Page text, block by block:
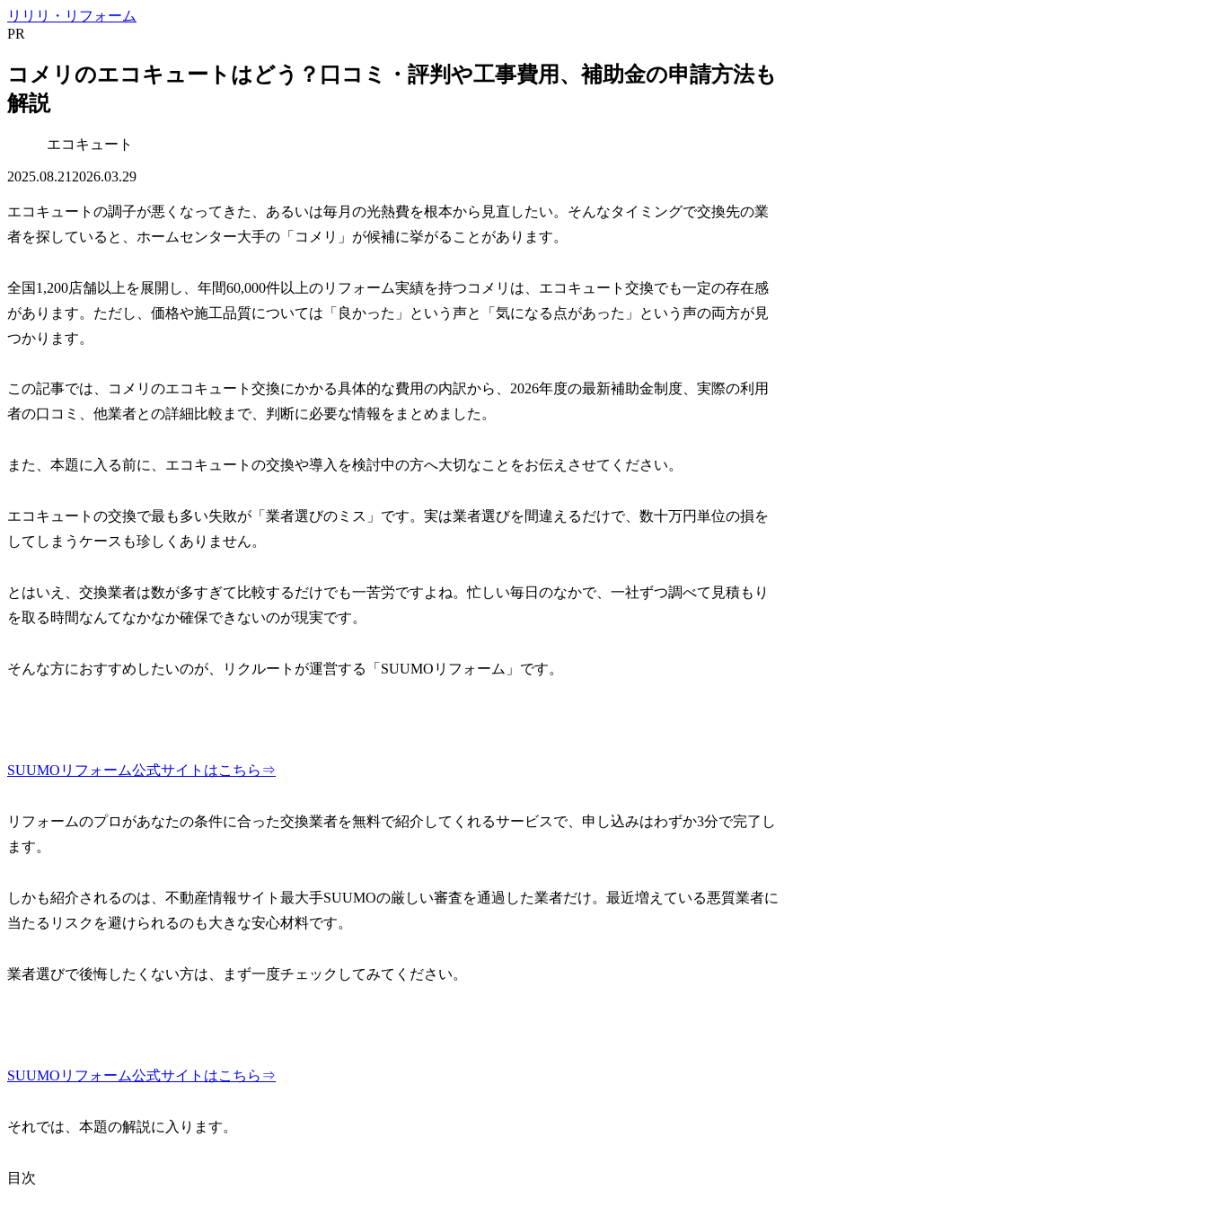
リリリ・リフォーム
PR
コメリのエコキュートはどう？口コミ・評判や工事費用、補助金の申請方法も
解説
エコキュート
2025.08.21 2026.03.29
エコキュートの調子が悪くなってきた、あるいは毎月の光熱費を根本から見直したい。そんなタイミングで交換先の業
者を探していると、ホームセンター大手の「コメリ」が候補に挙がることがあります。
全国1,200店舗以上を展開し、年間60,000件以上のリフォーム実績を持つコメリは、エコキュート交換でも一定の存在感
があります。ただし、価格や施工品質については「良かった」という声と「気になる点があった」という声の両方が見
つかります。
この記事では、コメリのエコキュート交換にかかる具体的な費用の内訳から、2026年度の最新補助金制度、実際の利用
者の口コミ、他業者との詳細比較まで、判断に必要な情報をまとめました。
また、本題に入る前に、エコキュートの交換や導入を検討中の方へ大切なことをお伝えさせてください。
エコキュートの交換で最も多い失敗が「業者選びのミス」です。実は業者選びを間違えるだけで、数十万円単位の損を
してしまうケースも珍しくありません。
とはいえ、交換業者は数が多すぎて比較するだけでも一苦労ですよね。忙しい毎日のなかで、一社ずつ調べて見積もり
を取る時間なんてなかなか確保できないのが現実です。
そんな方におすすめしたいのが、リクルートが運営する「SUUMOリフォーム」です。
SUUMOリフォーム公式サイトはこちら⇒
リフォームのプロがあなたの条件に合った交換業者を無料で紹介してくれるサービスで、申し込みはわずか3分で完了し
ます。
しかも紹介されるのは、不動産情報サイト最大手SUUMOの厳しい審査を通過した業者だけ。最近増えている悪質業者に
当たるリスクを避けられるのも大きな安心材料です。
業者選びで後悔したくない方は、まず一度チェックしてみてください。
SUUMOリフォーム公式サイトはこちら⇒
それでは、本題の解説に入ります。
目次